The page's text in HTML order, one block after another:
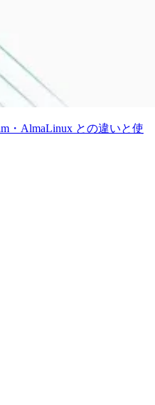
・AlmaLinux との違いと使